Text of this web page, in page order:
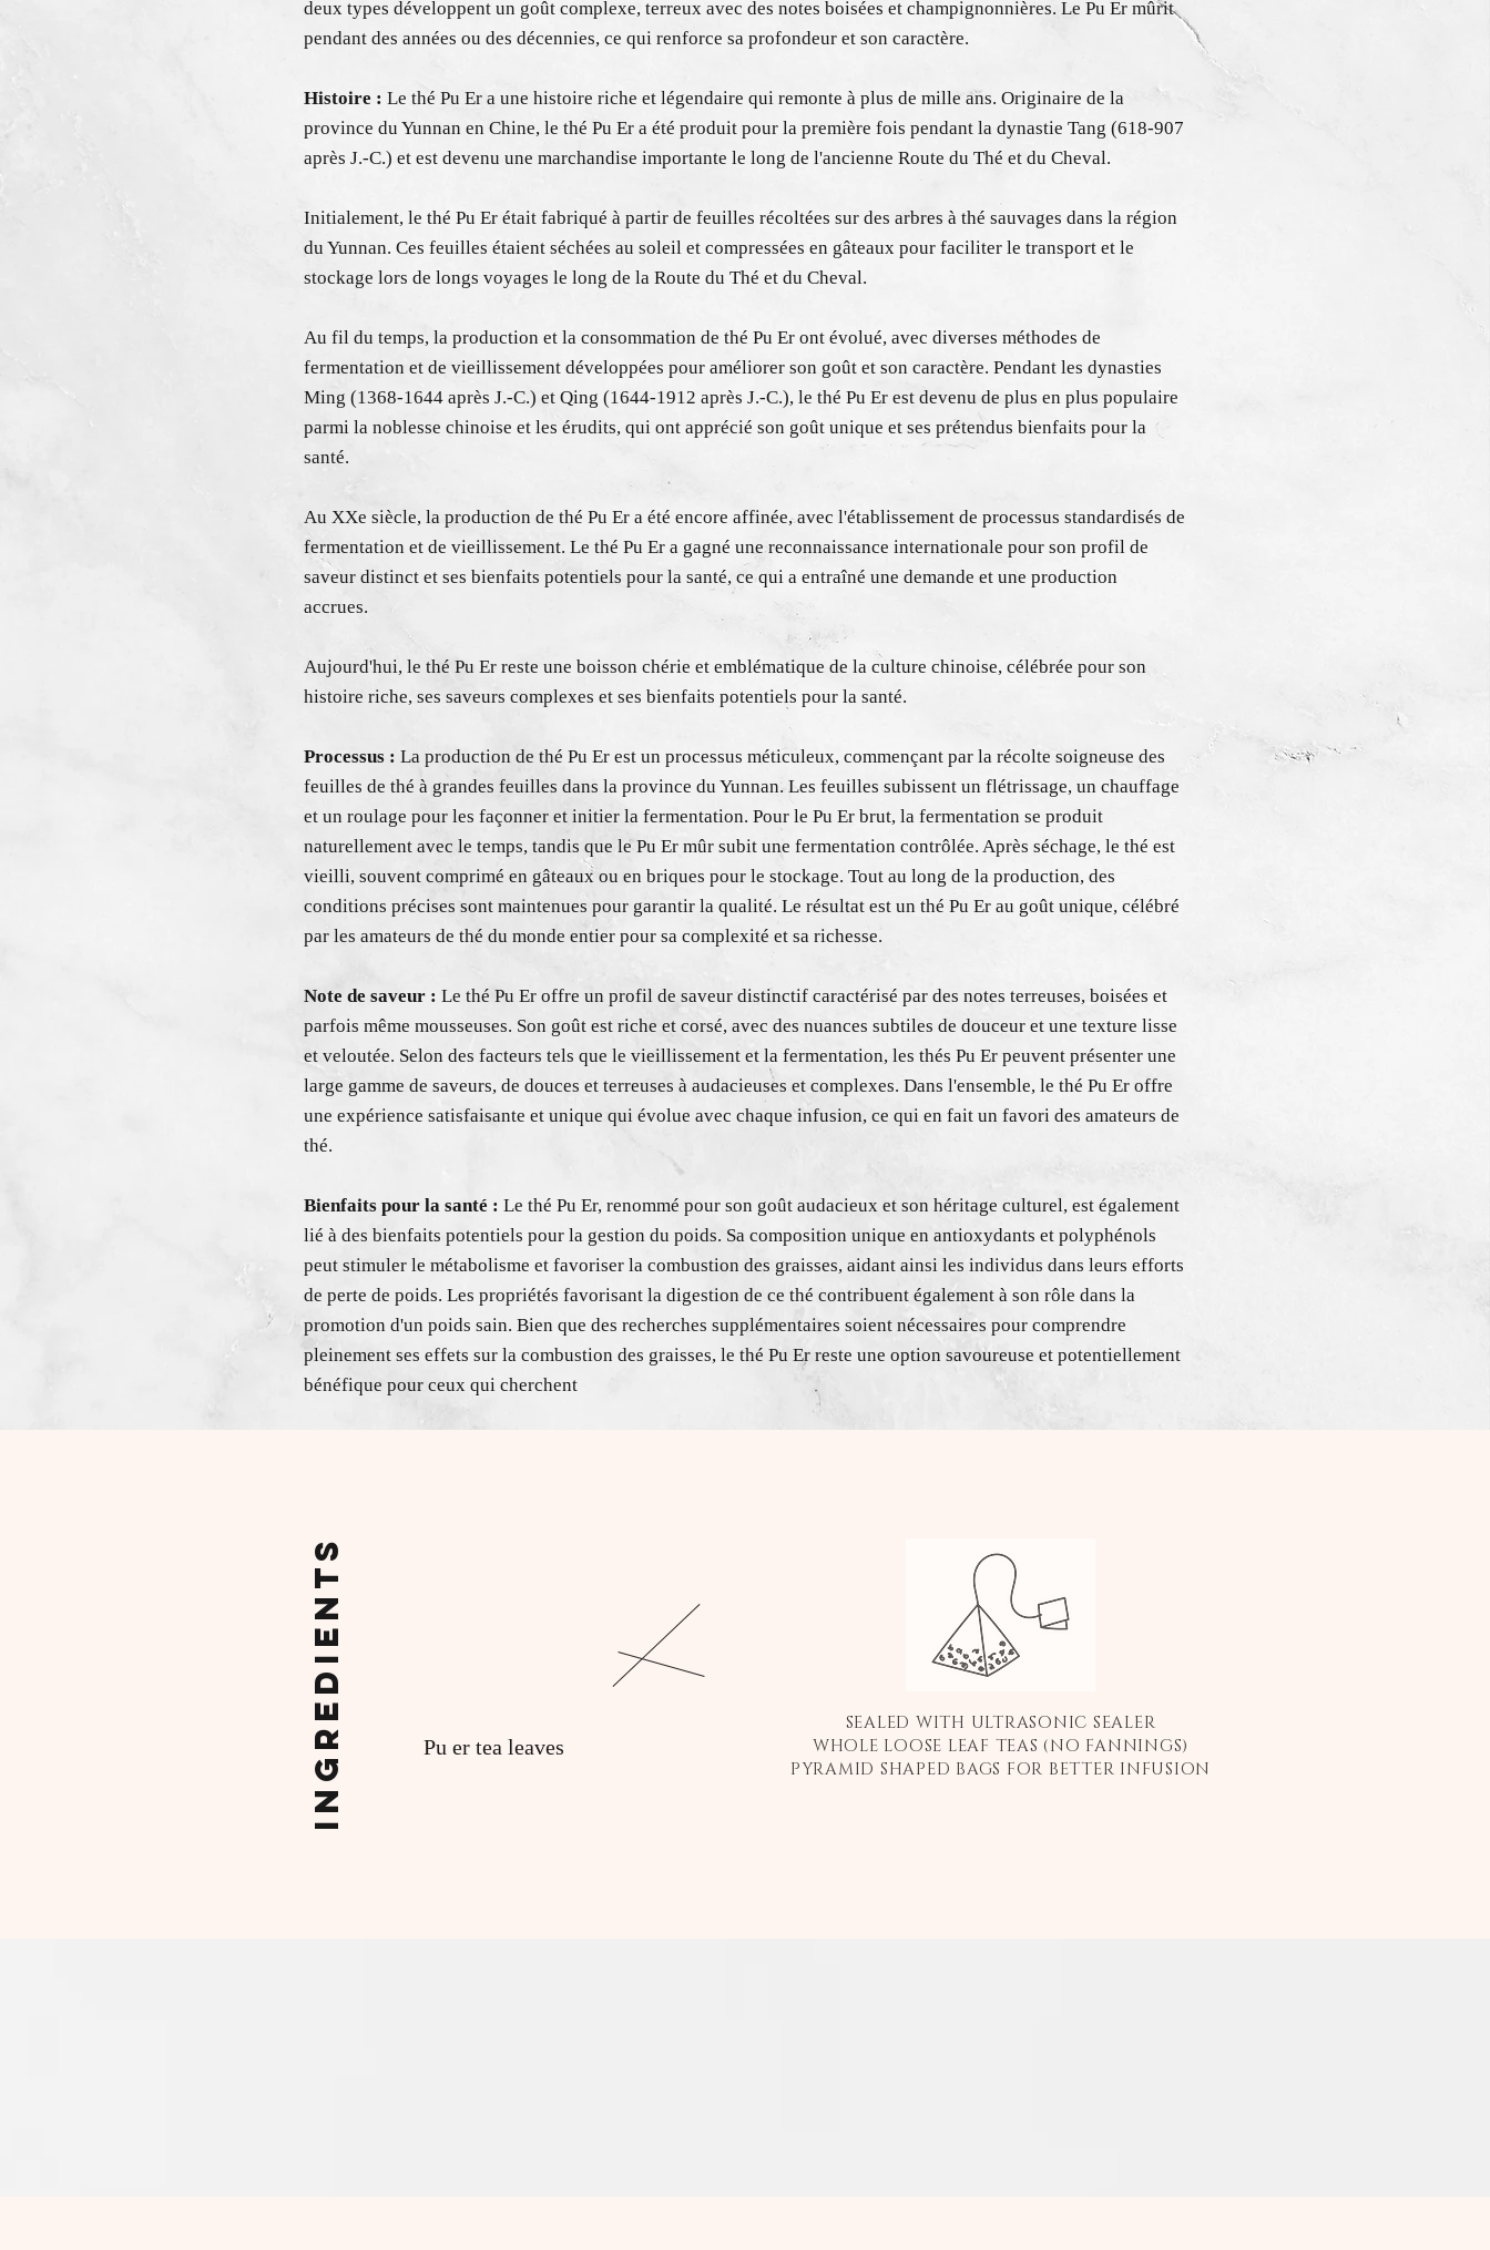
deux types développent un goût complexe, terreux avec des notes boisées et champignonnières. Le Pu Er mûrit
pendant des années ou des décennies, ce qui renforce sa profondeur et son caractère.
Histoire : Le thé Pu Er a une histoire riche et légendaire qui remonte à plus de mille ans. Originaire de la
province du Yunnan en Chine, le thé Pu Er a été produit pour la première fois pendant la dynastie Tang (618-907
après J.-C.) et est devenu une marchandise importante le long de l'ancienne Route du Thé et du Cheval.
Initialement, le thé Pu Er était fabriqué à partir de feuilles récoltées sur des arbres à thé sauvages dans la région
du Yunnan. Ces feuilles étaient séchées au soleil et compressées en gâteaux pour faciliter le transport et le
stockage lors de longs voyages le long de la Route du Thé et du Cheval.
Au fil du temps, la production et la consommation de thé Pu Er ont évolué, avec diverses méthodes de
fermentation et de vieillissement développées pour améliorer son goût et son caractère. Pendant les dynasties
Ming (1368-1644 après J.-C.) et Qing (1644-1912 après J.-C.), le thé Pu Er est devenu de plus en plus populaire
parmi la noblesse chinoise et les érudits, qui ont apprécié son goût unique et ses prétendus bienfaits pour la
santé.
Au XXe siècle, la production de thé Pu Er a été encore affinée, avec l'établissement de processus standardisés de
fermentation et de vieillissement. Le thé Pu Er a gagné une reconnaissance internationale pour son profil de
saveur distinct et ses bienfaits potentiels pour la santé, ce qui a entraîné une demande et une production
accrues.
Aujourd'hui, le thé Pu Er reste une boisson chérie et emblématique de la culture chinoise, célébrée pour son
histoire riche, ses saveurs complexes et ses bienfaits potentiels pour la santé.
Processus : La production de thé Pu Er est un processus méticuleux, commençant par la récolte soigneuse des
feuilles de thé à grandes feuilles dans la province du Yunnan. Les feuilles subissent un flétrissage, un chauffage
et un roulage pour les façonner et initier la fermentation. Pour le Pu Er brut, la fermentation se produit
naturellement avec le temps, tandis que le Pu Er mûr subit une fermentation contrôlée. Après séchage, le thé est
vieilli, souvent comprimé en gâteaux ou en briques pour le stockage. Tout au long de la production, des
conditions précises sont maintenues pour garantir la qualité. Le résultat est un thé Pu Er au goût unique, célébré
par les amateurs de thé du monde entier pour sa complexité et sa richesse.
Note de saveur : Le thé Pu Er offre un profil de saveur distinctif caractérisé par des notes terreuses, boisées et
parfois même mousseuses. Son goût est riche et corsé, avec des nuances subtiles de douceur et une texture lisse
et veloutée. Selon des facteurs tels que le vieillissement et la fermentation, les thés Pu Er peuvent présenter une
large gamme de saveurs, de douces et terreuses à audacieuses et complexes. Dans l'ensemble, le thé Pu Er offre
une expérience satisfaisante et unique qui évolue avec chaque infusion, ce qui en fait un favori des amateurs de
thé.
Bienfaits pour la santé : Le thé Pu Er, renommé pour son goût audacieux et son héritage culturel, est également
lié à des bienfaits potentiels pour la gestion du poids. Sa composition unique en antioxydants et polyphénols
peut stimuler le métabolisme et favoriser la combustion des graisses, aidant ainsi les individus dans leurs efforts
de perte de poids. Les propriétés favorisant la digestion de ce thé contribuent également à son rôle dans la
promotion d'un poids sain. Bien que des recherches supplémentaires soient nécessaires pour comprendre
pleinement ses effets sur la combustion des graisses, le thé Pu Er reste une option savoureuse et potentiellement
bénéfique pour ceux qui cherchent
Ingredients Pu er tea leaves
SEALED WITH ULTRASONIC SEALER
WHOLE LOOSE LEAF TEAS (NO FANNINGS)
PYRAMID SHAPED BAGS FOR BETTER INFUSION